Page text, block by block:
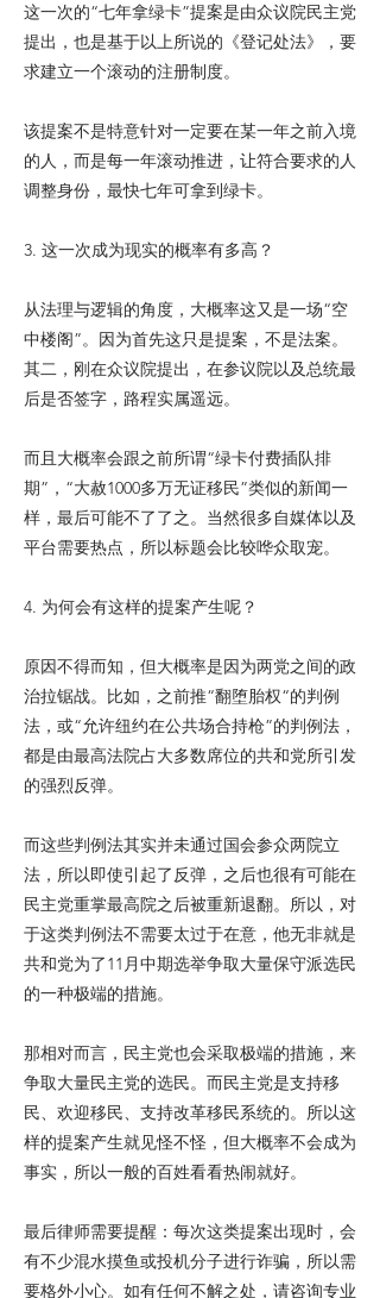
这一次的“七年拿绿卡”提案是由众议院民主党
提出，也是基于以上所说的《登记处法》，要
求建立一个滚动的注册制度。
该提案不是特意针对一定要在某一年之前入境
的人，而是每一年滚动推进，让符合要求的人
调整身份，最快七年可拿到绿卡。
3. 这一次成为现实的概率有多高？
从法理与逻辑的角度，大概率这又是一场“空
中楼阁”。因为首先这只是提案，不是法案。
其二，刚在众议院提出，在参议院以及总统最
后是否签字，路程实属遥远。
而且大概率会跟之前所谓“绿卡付费插队排
期”，“大赦1000多万无证移民”类似的新闻一
样，最后可能不了了之。当然很多自媒体以及
平台需要热点，所以标题会比较哗众取宠。
4. 为何会有这样的提案产生呢？
原因不得而知，但大概率是因为两党之间的政
治拉锯战。比如，之前推“翻堕胎权“的判例
法，或“允许纽约在公共场合持枪”的判例法，
都是由最高法院占大多数席位的共和党所引发
的强烈反弹。
而这些判例法其实并未通过国会参众两院立
法，所以即使引起了反弹，之后也很有可能在
民主党重掌最高院之后被重新退翻。所以，对
于这类判例法不需要太过于在意，他无非就是
共和党为了11月中期选举争取大量保守派选民
的一种极端的措施。
那相对而言，民主党也会采取极端的措施，来
争取大量民主党的选民。而民主党是支持移
民、欢迎移民、支持改革移民系统的。所以这
样的提案产生就见怪不怪，但大概率不会成为
事实，所以一般的百姓看看热闹就好。
最后律师需要提醒：每次这类提案出现时，会
有不少混水摸鱼或投机分子进行诈骗，所以需
要格外小心。如有任何不解之处，请咨询专业